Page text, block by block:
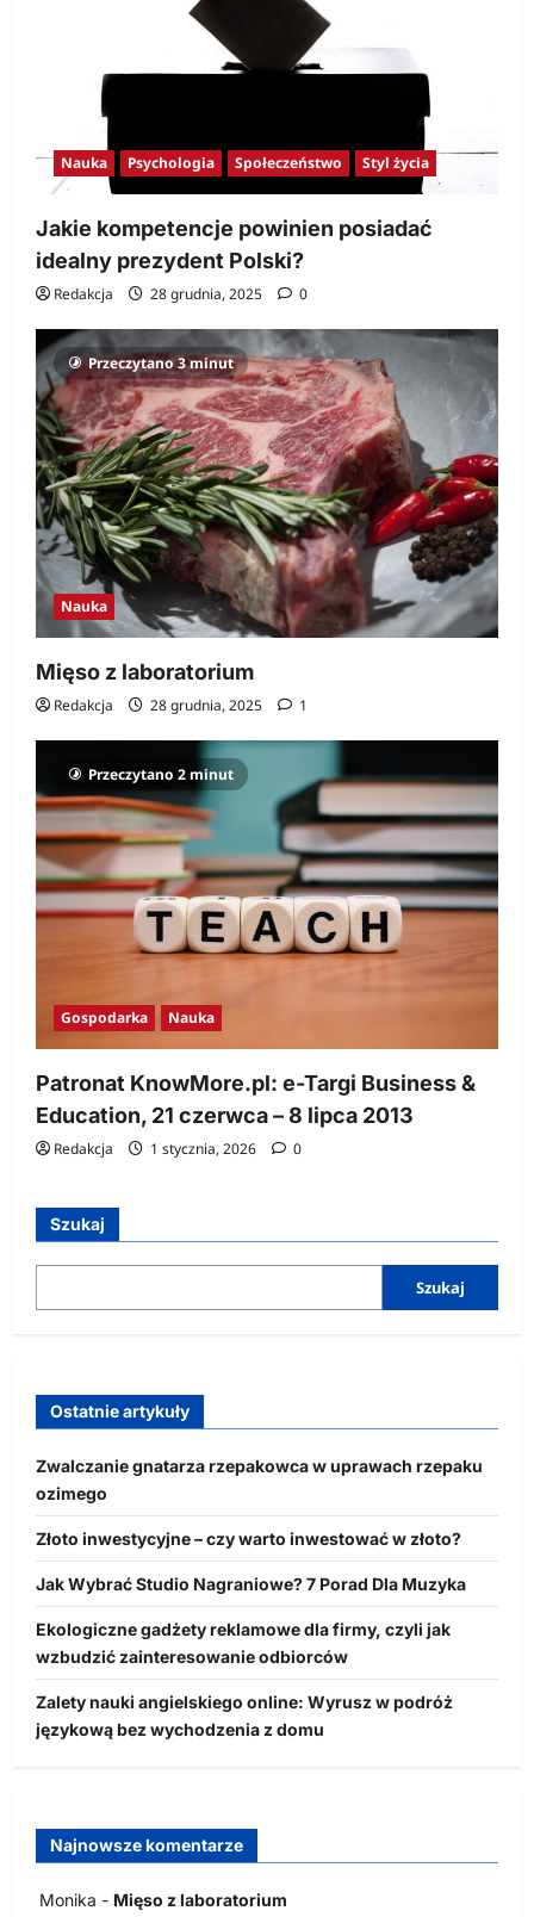
Nauka Psychologia Społeczeństwo Styl życia
Jakie kompetencje powinien posiadać
idealny prezydent Polski?
Redakcja 28 grudnia, 2025 0
Przeczytano 3 minut
Nauka
Mięso z laboratorium
Redakcja 28 grudnia, 2025 1
Przeczytano 2 minut
Gospodarka Nauka
Patronat KnowMore.pl: e-Targi Business &
Education, 21 czerwca – 8 lipca 2013
Redakcja 1 stycznia, 2026 0
Szukaj
Szukaj
Ostatnie artykuły
Zwalczanie gnatarza rzepakowca w uprawach rzepaku
ozimego
Złoto inwestycyjne – czy warto inwestować w złoto?
Jak Wybrać Studio Nagraniowe? 7 Porad Dla Muzyka
Ekologiczne gadżety reklamowe dla firmy, czyli jak
wzbudzić zainteresowanie odbiorców
Zalety nauki angielskiego online: Wyrusz w podróż
językową bez wychodzenia z domu
Najnowsze komentarze
Monika - Mięso z laboratorium